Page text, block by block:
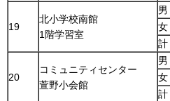
19
北小学校南館
1階学習室
男
女
計
20
コミュニティセンター
萱野小会館
男
女
計